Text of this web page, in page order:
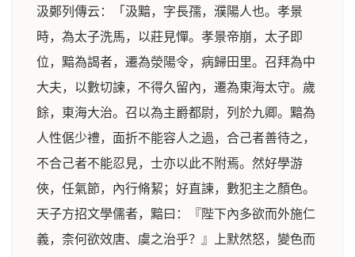
汲鄭列傳云：「汲黯，字長孺，濮陽人也。孝景
時，為太子洗馬，以莊見憚。孝景帝崩，太子即
位，黯為謁者，遷為滎陽令，病歸田里。召拜為中
大夫，以數切諫，不得久留內，遷為東海太守。歲
餘，東海大治。召以為主爵都尉，列於九卿。黯為
人性倨少禮，面折不能容人之過，合己者善待之，
不合己者不能忍見，士亦以此不附焉。然好學游
俠，任氣節，內行脩絜；好直諫，數犯主之顏色。
天子方招文學儒者，黯曰：『陛下內多欲而外施仁
義，柰何欲效唐、虞之治乎？』上默然怒，變色而